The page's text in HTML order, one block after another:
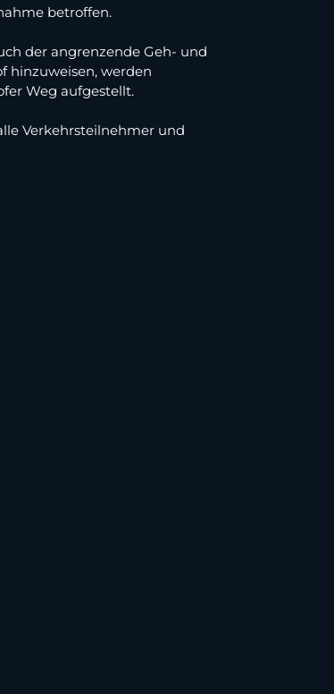
betroffen.
der angrenzende Geh- und
hinzuweisen, werden
Weg aufgestellt.
Verkehrsteilnehmer und